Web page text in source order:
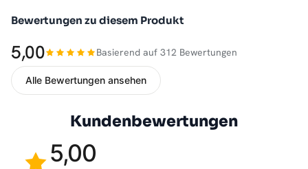
Bewertungen zu diesem Produkt
5,00 Basierend auf 312 Bewertungen
Alle Bewertungen ansehen
Kundenbewertungen
5,00